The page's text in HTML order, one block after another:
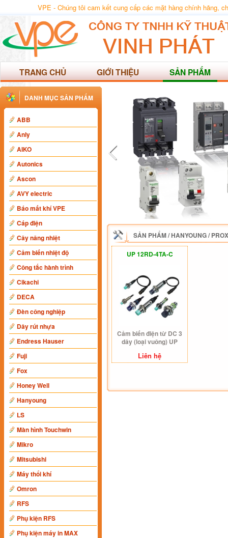
VPE - Chúng tôi cam kết cung cấp các mặt hàng chính hãng,
TRANG CHỦ GIỚI THIỆU SẢN PHẨM
DANH MỤC SẢN PHẨM
ABB
Anly
AIKO
Autonics
Ascon
AVY electric
Báo mất khí VPE
Cáp điện
Cây nâng nhiệt
Cảm biến nhiệt độ
Công tắc hành trình
Cikachi
DECA
Đèn công nghiệp
Dây rút nhựa
Endress Hauser
Fuji
Fox
Honey Well
Hanyoung
LS
Màn hình Touchwin
Mikro
Mitsubishi
Máy thổi khí
Omron
RFS
Phụ kiện RFS
Phụ kiện máy in MAX
SẢN PHẨM/HANYOUNG/
UP 12RD-4TA-C
Cảm biến điện từ DC 3
dây (loại vuông) UP
Liên hệ